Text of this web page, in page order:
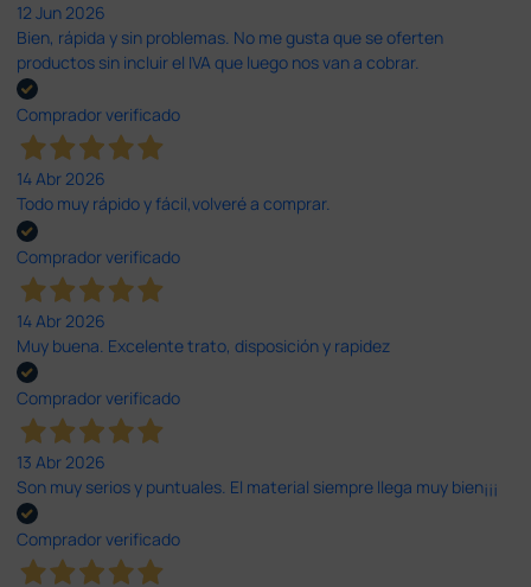
12 Jun 2026
Bien, rápida y sin problemas. No me gusta que se oferten
productos sin incluir el IVA que luego nos van a cobrar.
Comprador verificado
14 Abr 2026
Todo muy rápido y fácil,volveré a comprar.
Comprador verificado
14 Abr 2026
Muy buena. Excelente trato, disposición y rapidez
Comprador verificado
13 Abr 2026
Son muy serios y puntuales. El material siempre llega muy bien¡¡¡
Comprador verificado